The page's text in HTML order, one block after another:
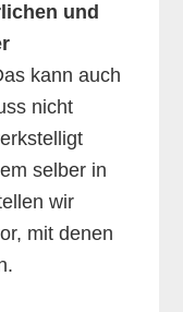
und
kann auch
nicht
selber in
wir
mit denen